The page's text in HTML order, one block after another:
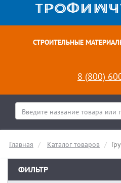
СТРОИТЕЛЬНЫЕ
8 (800)
Главная Каталог товаров
ФИЛЬТР